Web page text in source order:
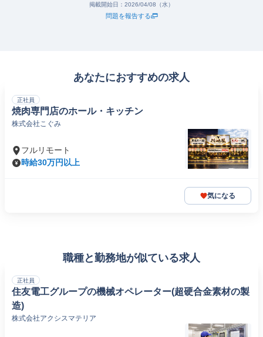
掲載開始日： 2026/04/08（水）
問題を報告する
あなたにおすすめの求人
正社員
焼肉専門店のホール・キッチン
株式会社こぐみ
フルリモート
時給30万円以上
気になる
職種と勤務地が似ている求人
正社員
住友電工グループの機械オペレーター(超硬合金素材の製
造)
株式会社アクシスマテリア